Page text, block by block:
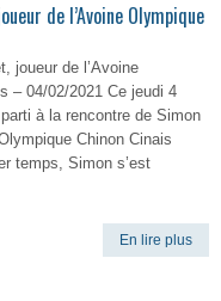
de l’Avoine Olympique
joueur de l’Avoine
– 04/02/2021 Ce jeudi 4
à la rencontre de Simon
Chinon Cinais
temps, Simon s’est
En lire plus